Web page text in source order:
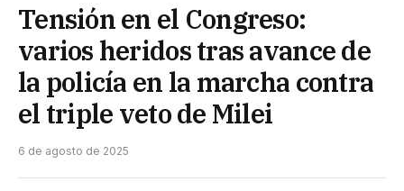
Tensión en el Congreso:
varios heridos tras avance de
la policía en la marcha contra
el triple veto de Milei
6 de agosto de 2025